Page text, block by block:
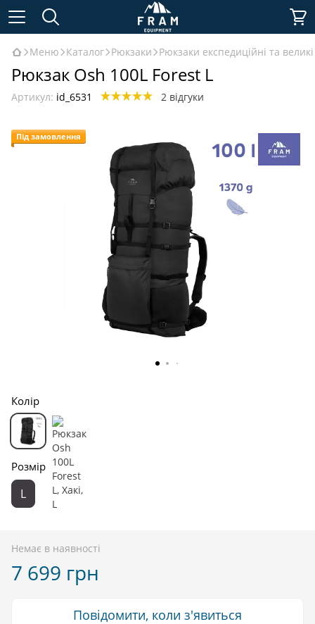
Меню Каталог Рюкзаки Рюкзаки експедиційні та
Рюкзак Osh 100L Forest L
Артикул: id_6531 2 відгуки
Під замовлення
Колір
Розмір
L
Немає в наявності
7 699 грн
Повідомити, коли з'явиться